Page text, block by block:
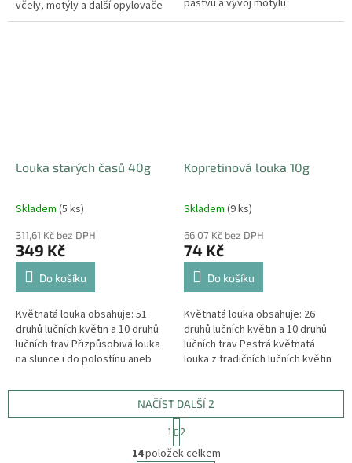
včely, motýly a další opylovače
Louka starých časů 40g
Skladem (5 ks)
311,61 Kč bez DPH
349 Kč
Do košíku
Květnatá louka obsahuje: 51
druhů lučních květin a 10 druhů
lučních trav Přizpůsobivá louka
na slunce i do polostínu aneb
Kopretinová louka 10g
Skladem (9 ks)
66,07 Kč bez DPH
74 Kč
Do košíku
Květnatá louka obsahuje: 26
druhů lučních květin a 10 druhů
lučních trav Pestrá květnatá
louka z tradičních lučních květin
O
NAČÍST DALŠÍ 2
t
r
1 2
14položek celkem